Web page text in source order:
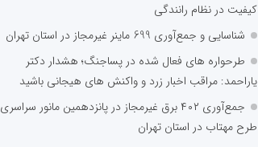
کیفیت در نظام رانندگی
شناسایی و جمع‌آوری 699 ماینر غیرمجاز در استان تهران
طرحواره های فعال شده در پساجنگ؛ هشدار دکتر
یاراحمد: مراقب اخبار زرد و واکنش های هیجانی باشید
جمع‌آوری ۴۰۲ برق غیرمجاز در پانزدهمین مانور سراسری
طرح مهتاب در استان تهران